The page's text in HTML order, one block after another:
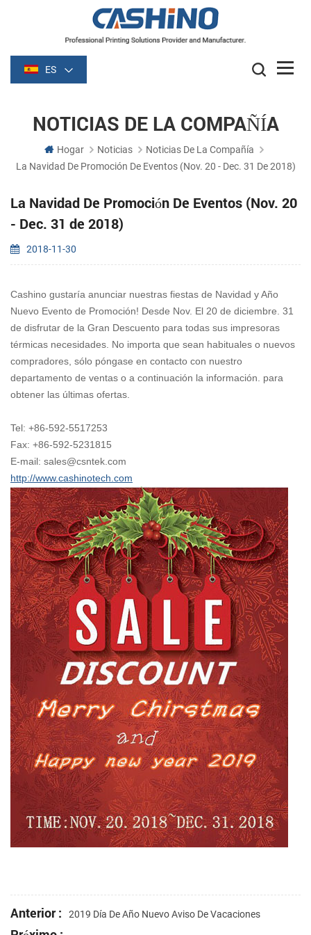
ES
NOTICIAS DE LA COMPAÑÍA
Hogar Noticias
Noticias De La Compañía
La Navidad De Promoción De Eventos (Nov. 20 - Dec. 31 De 2018)
La Navidad De Promoción De Eventos (Nov. 20
- Dec. 31 de 2018)
2018-11-30
Cashino gustaría anunciar nuestras fiestas de Navidad y Año
Nuevo Evento de Promoción! Desde Nov. El 20 de diciembre. 31
de disfrutar de la Gran Descuento para todas sus impresoras
térmicas necesidades. No importa que sean habituales o nuevos
compradores, sólo póngase en contacto con nuestro
departamento de ventas o a continuación la información. para
obtener las últimas ofertas.
Tel: +86-592-5517253
Fax: +86-592-5231815
E-mail: sales@csntek.com
http://www.cashinotech.com
Anterior : 2019 Día De Año Nuevo Aviso De Vacaciones